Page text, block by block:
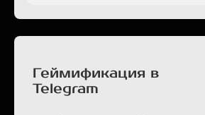
Геймификация в
Telegram